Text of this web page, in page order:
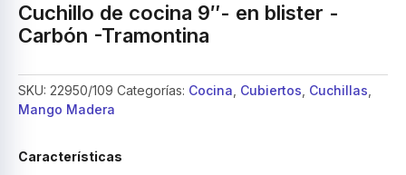
Cuchillo de cocina 9″- en blister -
Carbón -Tramontina
SKU: 22950/109 Categorías: Cocina Cubiertos Cuchillas
Mango Madera
Características